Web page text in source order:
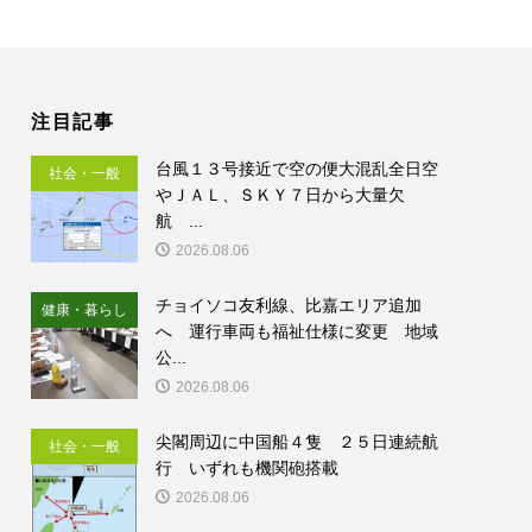
注目記事
社会・一般
台風１３号接近で空の便大混乱全日空
やＪＡＬ、ＳＫＹ７日から大量欠
航 ...
2026.08.06
健康・暮らし
チョイソコ友利線、比嘉エリア追加
へ 運行車両も福祉仕様に変更 地域
公...
2026.08.06
社会・一般
尖閣周辺に中国船４隻 ２５日連続航
行 いずれも機関砲搭載
2026.08.06